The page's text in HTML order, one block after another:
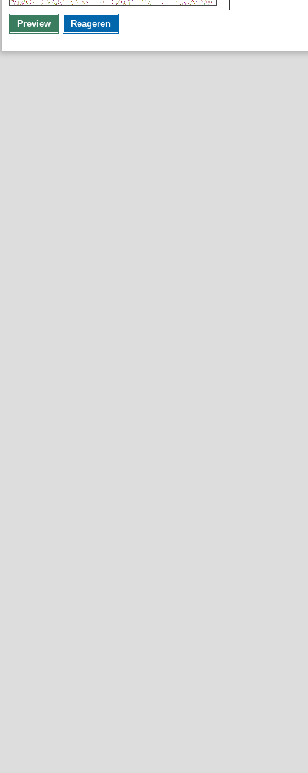
Preview Reageren